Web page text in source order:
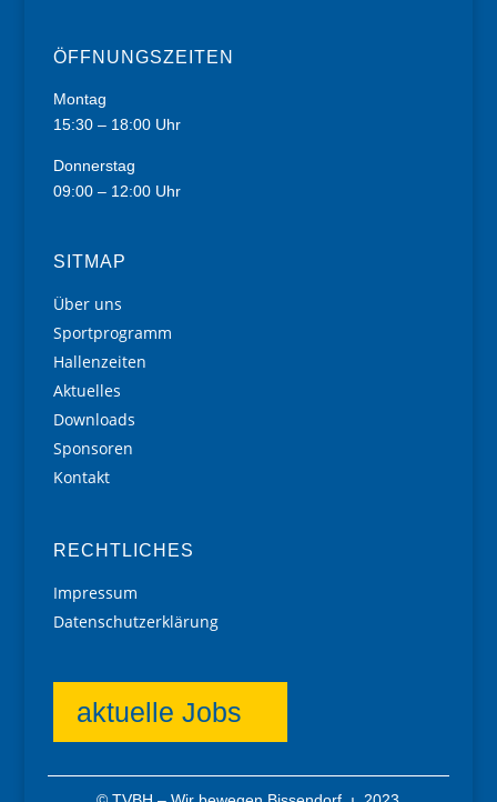
ÖFFNUNGSZEITEN
Montag
15:30 – 18:00 Uhr
Donnerstag
09:00 – 12:00 Uhr
SITMAP
Über uns
Sportprogramm
Hallenzeiten
Aktuelles
Downloads
Sponsoren
Kontakt
RECHTLICHES
Impressum
Datenschutzerklärung
aktuelle Jobs